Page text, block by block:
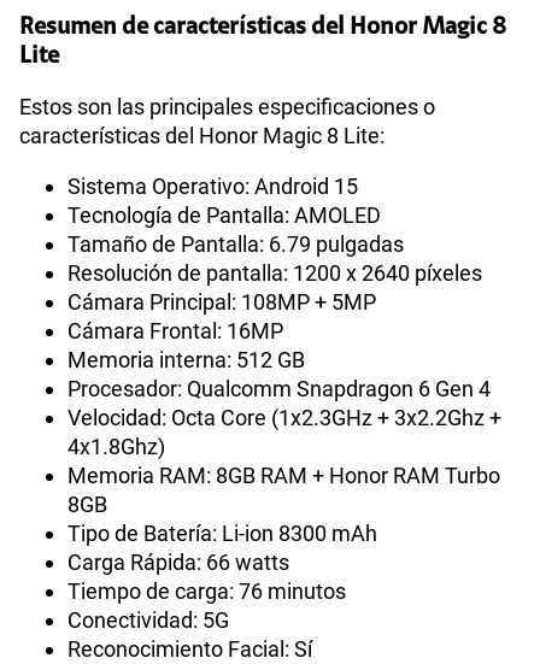
Resumen de características del Honor Magic 8
Lite
Estos son las principales especificaciones o
características del Honor Magic 8 Lite:
Sistema Operativo: Android 15
Tecnología de Pantalla: AMOLED
Tamaño de Pantalla: 6.79 pulgadas
Resolución de pantalla: 1200 x 2640 píxeles
Cámara Principal: 108MP + 5MP
Cámara Frontal: 16MP
Memoria interna: 512 GB
Procesador: Qualcomm Snapdragon 6 Gen 4
Velocidad: Octa Core (1x2.3GHz + 3x2.2Ghz +
4x1.8Ghz)
Memoria RAM: 8GB RAM + Honor RAM Turbo
8GB
Tipo de Batería: Li-ion 8300 mAh
Carga Rápida: 66 watts
Tiempo de carga: 76 minutos
Conectividad: 5G
Reconocimiento Facial: Sí